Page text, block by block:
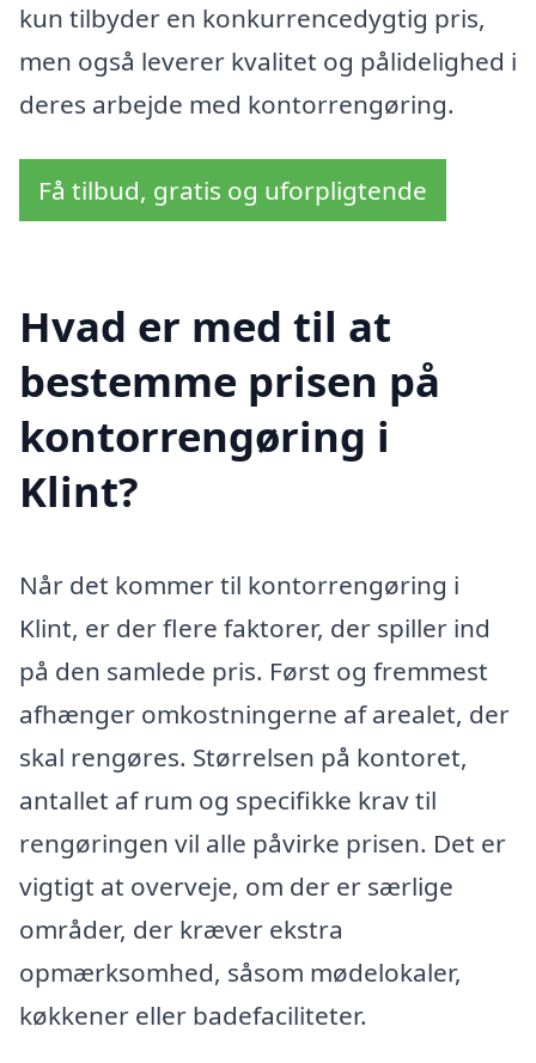
kun tilbyder en konkurrencedygtig pris,
men også leverer kvalitet og pålidelighed i
deres arbejde med kontorrengøring.
Få tilbud, gratis og uforpligtende
Hvad er med til at
bestemme prisen på
kontorrengøring i
Klint?
Når det kommer til kontorrengøring i
Klint, er der flere faktorer, der spiller ind
på den samlede pris. Først og fremmest
afhænger omkostningerne af arealet, der
skal rengøres. Størrelsen på kontoret,
antallet af rum og specifikke krav til
rengøringen vil alle påvirke prisen. Det er
vigtigt at overveje, om der er særlige
områder, der kræver ekstra
opmærksomhed, såsom mødelokaler,
køkkener eller badefaciliteter.